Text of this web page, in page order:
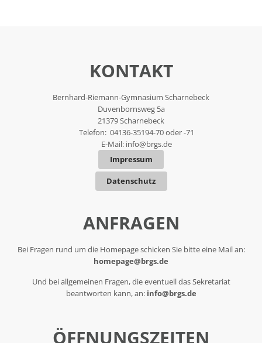
KONTAKT
Bernhard-Riemann-Gymnasium Scharnebeck
Duvenbornsweg 5a
21379 Scharnebeck
Telefon: 04136-35194-70 oder -71
E-Mail: info@brgs.de
Impressum
Datenschutz
ANFRAGEN
Bei Fragen rund um die Homepage schicken Sie bitte eine Mail an:
homepage@brgs.de
Und bei allgemeinen Fragen, die eventuell das Sekretariat
beantworten kann, an: info@brgs.de
ÖFFNUNGSZEITEN